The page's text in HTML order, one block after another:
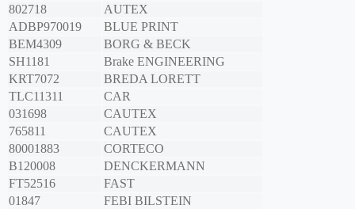
802718
AUTEX
ADBP970019
BLUE PRINT
BEM4309
BORG & BECK
SH1181
Brake ENGINEERING
KRT7072
BREDA LORETT
TLC11311
CAR
031698
CAUTEX
765811
CAUTEX
80001883
CORTECO
B120008
DENCKERMANN
FT52516
FAST
01847
FEBI BILSTEIN